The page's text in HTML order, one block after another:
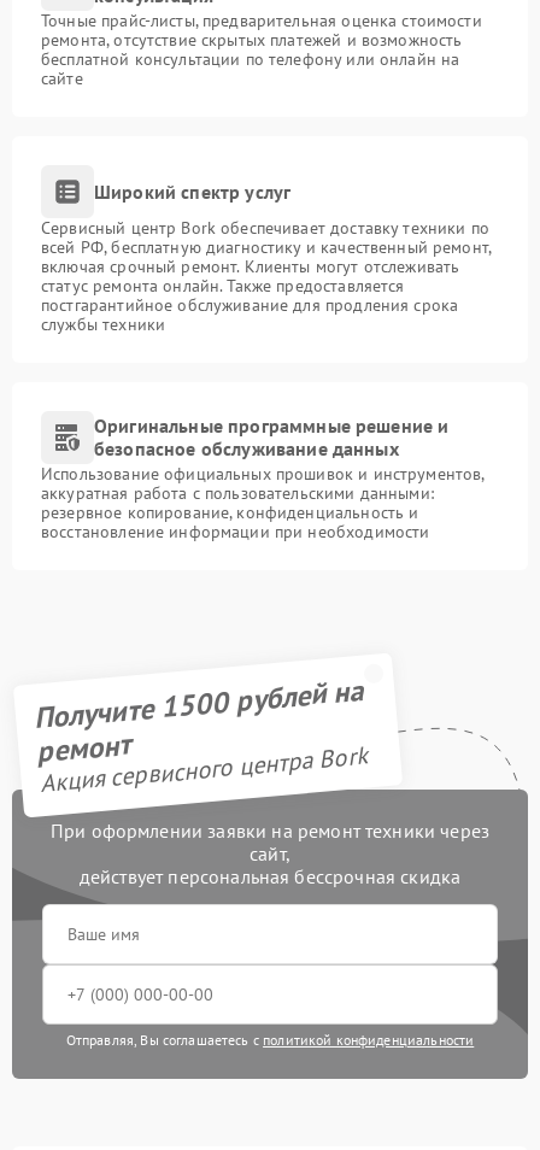
Точные прайс-листы, предварительная оценка стоимости
ремонта, отсутствие скрытых платежей и возможность
бесплатной консультации по телефону или онлайн на
сайте
Широкий спектр услуг
Сервисный центр Bork обеспечивает доставку техники по
всей РФ, бесплатную диагностику и качественный ремонт,
включая срочный ремонт. Клиенты могут отслеживать
статус ремонта онлайн. Также предоставляется
постгарантийное обслуживание для продления срока
службы техники
Оригинальные программные решение и
безопасное обслуживание данных
Использование официальных прошивок и инструментов,
аккуратная работа с пользовательскими данными:
резервное копирование, конфиденциальность и
восстановление информации при необходимости
Получите 1500 рублей на
ремонт
Акция сервисного центра Bork
При оформлении заявки на ремонт техники через
сайт,
действует персональная бессрочная скидка
Отправляя, Вы соглашаетесь с политикой конфиденциальности